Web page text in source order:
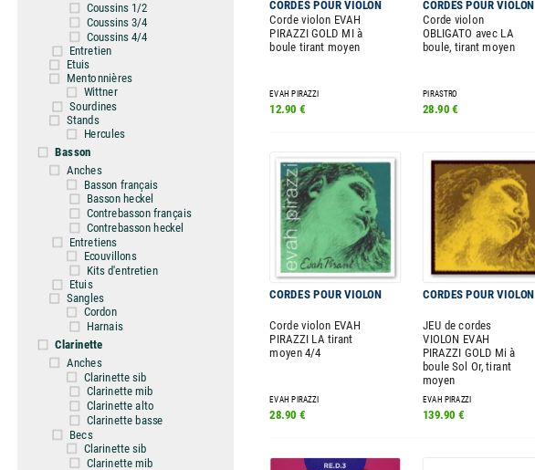
Coussins 1/2
Coussins 3/4
Coussins 4/4
Entretien
Etuis
Mentonnières
Wittner
Sourdines
Stands
Hercules
Basson
Anches
Basson français
Basson heckel
Contrebasson français
Contrebasson heckel
Entretiens
Ecouvillons
Kits d'entretien
Etuis
Sangles
Cordon
Harnais
Clarinette
Anches
Clarinette sib
Clarinette mib
Clarinette alto
Clarinette basse
Becs
Clarinette sib
Clarinette mib
CORDES POUR VIOLON CORDES POUR VIOLON
Corde violon EVAH
PIRAZZI GOLD MI à
boule tirant moyen
Corde violon
OBLIGATO avec LA
boule, tirant moyen
EVAH PIRAZZI PIRASTRO
12.90 € 28.90 €
CORDES POUR VIOLON CORDES POUR VIOLON
Corde violon EVAH
PIRAZZI LA tirant
moyen 4/4
JEU de cordes
VIOLON EVAH
PIRAZZI GOLD Mi à
boule Sol Or, tirant
moyen
EVAH PIRAZZI EVAH PIRAZZI
28.90 € 139.90 €